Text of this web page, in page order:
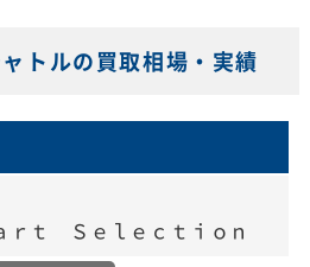
トルの買取相場・実績
ｔ Ｓｅｌｅｃｔｉｏｎ